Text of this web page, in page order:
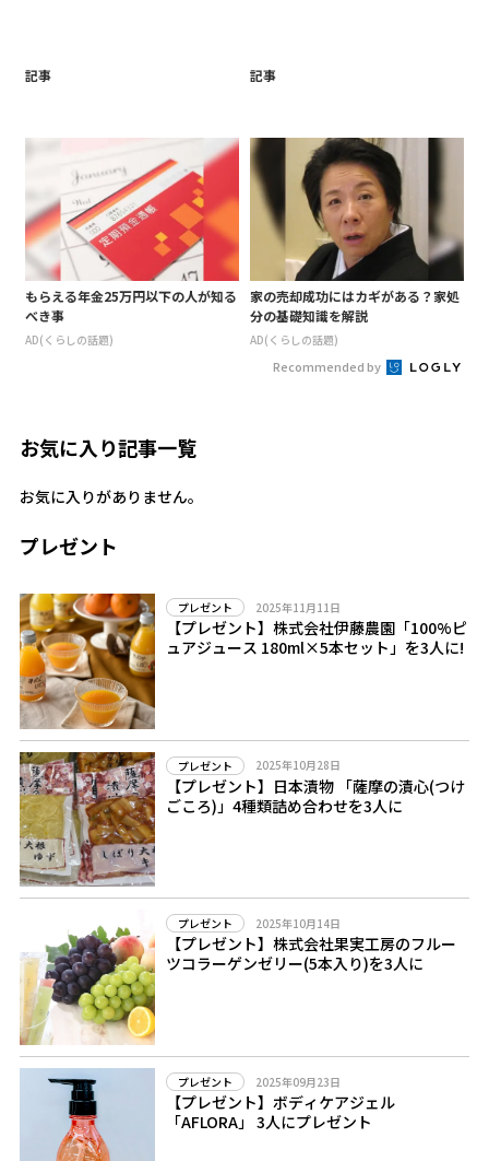
記事 記事
もらえる年金25万円以下の人が知る
べき事
AD(くらしの話題)
家の売却成功にはカギがある？家処
分の基礎知識を解説
AD(くらしの話題)
Recommended by
お気に入り記事一覧
お気に入りがありません。
プレゼント
プレゼント 2025年11月11日
【プレゼント】株式会社伊藤農園「100%ピ
ュアジュース 180ml×5本セット」を3人に!
プレゼント 2025年10月28日
【プレゼント】日本漬物 「薩摩の漬心(つけ
ごころ)」4種類詰め合わせを3人に
プレゼント 2025年10月14日
【プレゼント】株式会社果実工房のフルー
ツコラーゲンゼリー(5本入り)を3人に
プレゼント 2025年09月23日
【プレゼント】ボディケアジェル
「AFLORA」 3人にプレゼント